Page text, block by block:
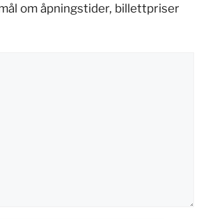
om åpningstider, billettpriser